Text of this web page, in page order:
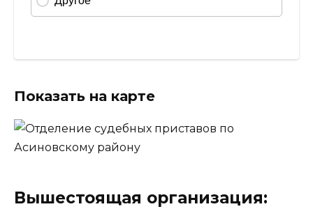
Показать на карте
Вышестоящая организация: